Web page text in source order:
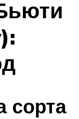
сорта